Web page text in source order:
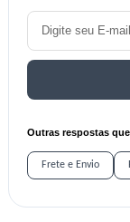
Outras respostas
Frete e Envio